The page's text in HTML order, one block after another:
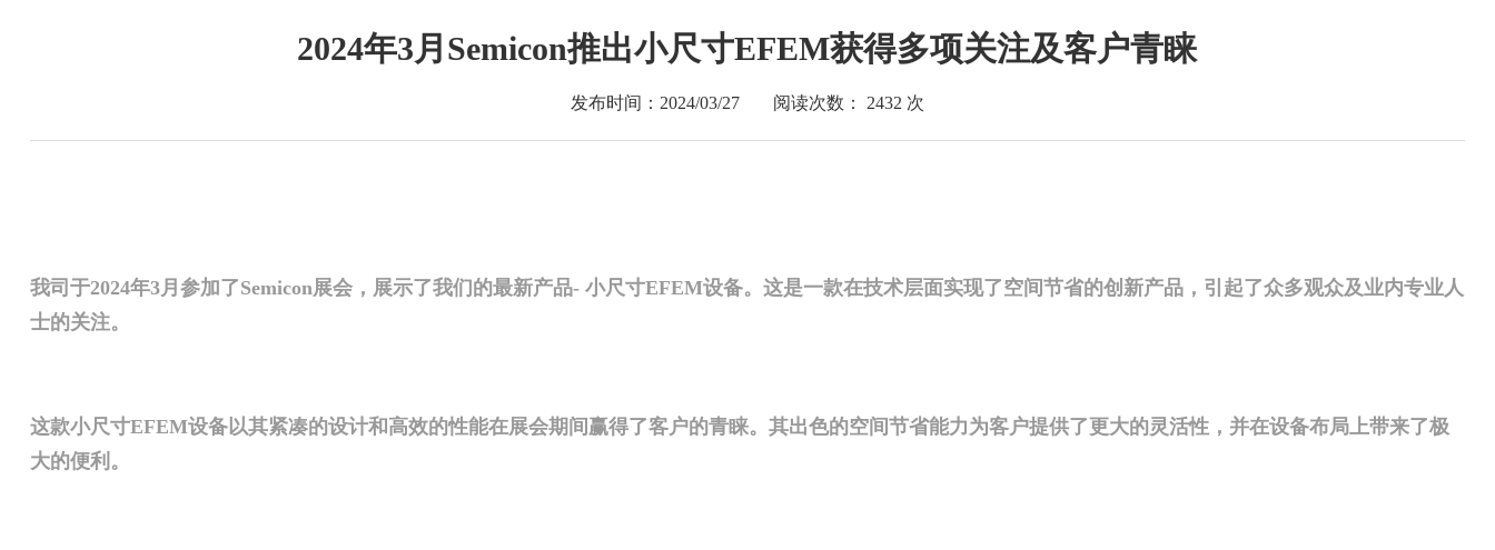
2024年3月Semicon推出小尺寸EFEM获得多项关注及客户青睐
发布时间：2024/03/27 阅读次数： 2432 次
我司于2024年3月参加了Semicon展会，展示了我们的最新产品- 小尺寸EFEM设备。这是一款在技术层面实现了空间节省的创新产品，引起了众多观众及业内专业人
士的关注。
这款小尺寸EFEM设备以其紧凑的设计和高效的性能在展会期间赢得了客户的青睐。其出色的空间节省能力为客户提供了更大的灵活性，并在设备布局上带来了极
大的便利。